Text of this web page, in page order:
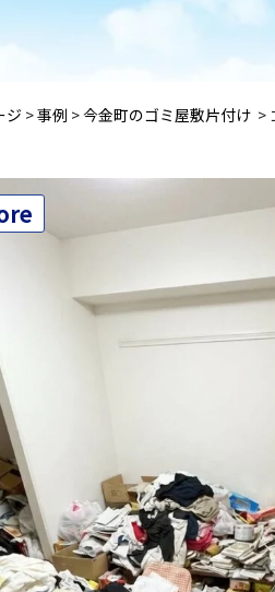
ジ >事例 >今金町のゴミ屋敷片付け >